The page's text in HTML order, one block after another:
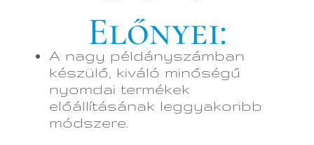
Előnyei:
A nagy példányszámban
készülő, kiváló minőségű
nyomdai termékek
előállításának leggyakoribb
módszere.